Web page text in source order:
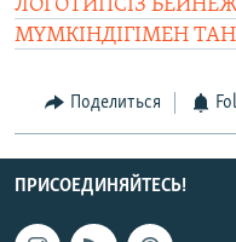
ЛОГОТИПСІЗ
МҮМКІНДІГІМЕН
Поделиться
ПРИСОЕДИНЯЙТЕСЬ!